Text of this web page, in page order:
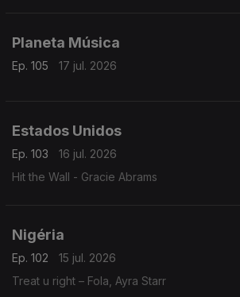
Planeta Música
Ep. 105 17 jul. 2026
Estados Unidos
Ep. 103
16 jul. 2026
Hit the Wall - Gracie Abrams
Nigéria
Ep. 102
15 jul. 2026
Treat u right – Fola, Ayra Starr